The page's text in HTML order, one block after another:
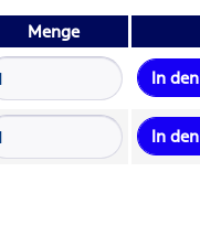
Menge
In den
In den